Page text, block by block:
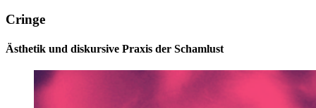
Cringe
Ästhetik und diskursive Praxis der Schamlust